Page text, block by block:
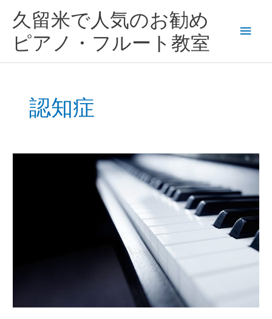
久留米で人気のお勧め
ピアノ・フルート教室
イ
ン
ー
認知症